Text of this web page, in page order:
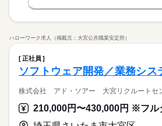
ハローワーク求人（掲載元：大宮公共職業安定所）
正社員
ソフトウェア開発／業務シス
株式会社 アド・ソアー 大宮リクルートセ